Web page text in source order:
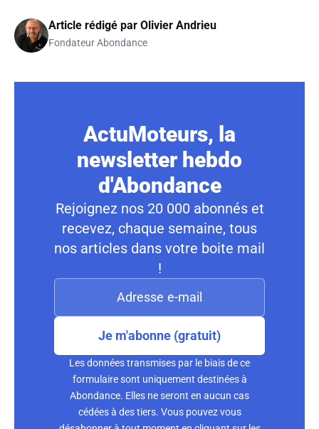
Article rédigé par Olivier Andrieu
Fondateur Abondance
ActuMoteurs, la
newsletter hebdo
d'Abondance
Rejoignez nos 20 000 abonnés et
recevez, chaque semaine, tous
nos articles dans votre boite mail
!
Je m'abonne (gratuit)
Les données transmises par le biais de ce
formulaire sont uniquement destinées à
Abondance. Elles ne seront en aucun cas
cédées à des tiers. Vous pouvez vous